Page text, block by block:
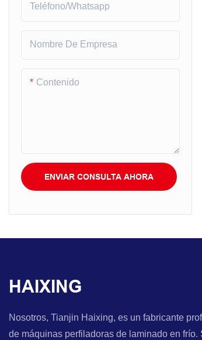
Teléfono/whatsapp
Nombre De Empresa
Contenido
ENVIAR CONSULTA AHORA
HAIXING
Nosotros, Tianjin Haixing, es un fabricante
de máquinas perfiladoras de laminado en frío.